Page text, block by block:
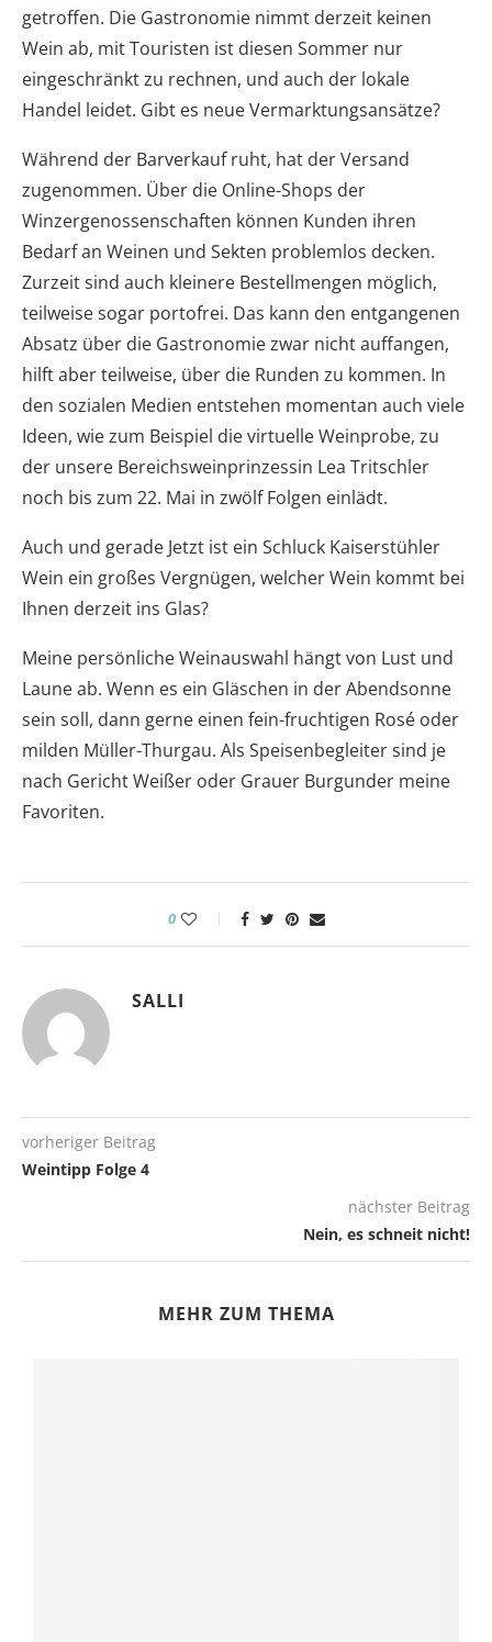
getroffen. Die Gastronomie nimmt derzeit keinen
Wein ab, mit Touristen ist diesen Sommer nur
eingeschränkt zu rechnen, und auch der lokale
Handel leidet. Gibt es neue Vermarktungsansätze?
Während der Barverkauf ruht, hat der Versand
zugenommen. Über die Online-Shops der
Winzergenossenschaften können Kunden ihren
Bedarf an Weinen und Sekten problemlos decken.
Zurzeit sind auch kleinere Bestellmengen möglich,
teilweise sogar portofrei. Das kann den entgangenen
Absatz über die Gastronomie zwar nicht auffangen,
hilft aber teilweise, über die Runden zu kommen. In
den sozialen Medien entstehen momentan auch viele
Ideen, wie zum Beispiel die virtuelle Weinprobe, zu
der unsere Bereichsweinprinzessin Lea Tritschler
noch bis zum 22. Mai in zwölf Folgen einlädt.
Auch und gerade Jetzt ist ein Schluck Kaiserstühler
Wein ein großes Vergnügen, welcher Wein kommt bei
Ihnen derzeit ins Glas?
Meine persönliche Weinauswahl hängt von Lust und
Laune ab. Wenn es ein Gläschen in der Abendsonne
sein soll, dann gerne einen fein-fruchtigen Rosé oder
milden Müller-Thurgau. Als Speisenbegleiter sind je
nach Gericht Weißer oder Grauer Burgunder meine
Favoriten.
0
SALLI
vorheriger Beitrag
Weintipp Folge 4
nächster Beitrag
Nein, es schneit nicht!
MEHR ZUM THEMA